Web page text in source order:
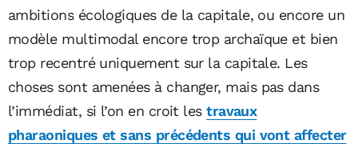
ambitions écologiques de la capitale, ou encore un
modèle multimodal encore trop archaïque et bien
trop recentré uniquement sur la capitale. Les
choses sont amenées à changer, mais pas dans
l’immédiat, si l’on en croit lestravaux
pharaoniques et sans précédents qui vont affecter